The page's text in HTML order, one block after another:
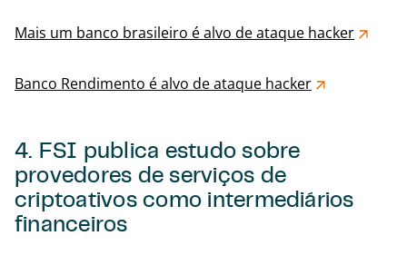
Mais um banco brasileiro é alvo de ataque hacker
Banco Rendimento é alvo de ataque hacker
4. FSI publica estudo sobre
provedores de serviços de
criptoativos como intermediários
financeiros